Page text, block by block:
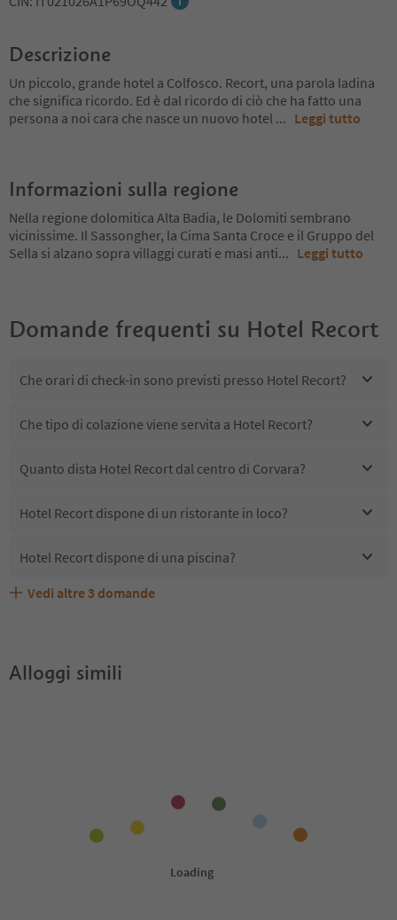
Descrizione
Un piccolo, grande hotel a Colfosco. Recort, una parola ladina
che significa ricordo. Ed è dal ricordo di ciò che ha fatto una
persona a noi cara che nasce un nuovo hotel ... Leggi tutto
Informazioni sulla regione
Nella regione dolomitica Alta Badia, le Dolomiti sembrano
vicinissime. Il Sassongher, la Cima Santa Croce e il Gruppo del
Sella si alzano sopra villaggi curati e masi anti... Leggi tutto
Domande frequenti su Hotel Recort
Che orari di check-in sono previsti presso Hotel Recort?
Che tipo di colazione viene servita a Hotel Recort?
Quanto dista Hotel Recort dal centro di Corvara?
Hotel Recort dispone di un ristorante in loco?
Hotel Recort dispone di una piscina?
Hotel Recort accetta animali domestici?
Quali servizi/attività sono disponibili presso Hotel
Gli ospiti di Hotel Recort ricevono l'Alto Adige Guest
Vedi altre 3 domande
Alloggi simili